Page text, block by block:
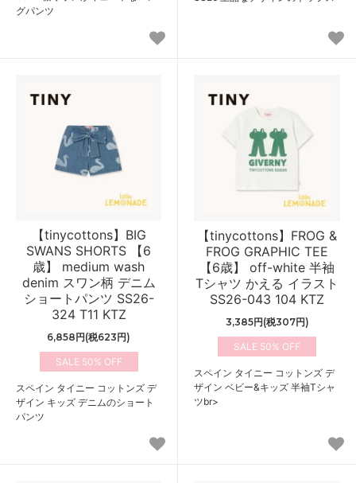
グパンツ
【tinycottons】BIG
SWANS SHORTS 【6
歳】 medium wash
denim スワン柄 デニム
ショートパンツ SS26-
324 T11 KTZ
6,858円(税623円)
50%
スペイン タイニー コットンズ デ
ザイン キッズ デニムのショート
パンツ
【tinycottons】FROG &
FROG GRAPHIC TEE
【6歳】 off-white 半袖
Tシャツ かえる イラスト
SS26-043 104 KTZ
3,385円(税307円)
50%
スペイン タイニー コットンズ デ
ザイン ベビー&キッズ 半袖Tシャ
ツbr>